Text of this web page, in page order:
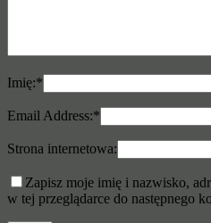
Imię:*
Email Address:*
Strona internetowa:
Zapisz moje imię i nazwisko,
w tej przeglądarce do następnego